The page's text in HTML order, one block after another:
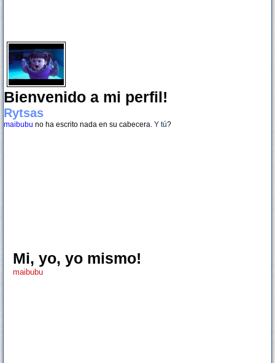
Bienvenido a mi perfil!
Rytsas
maibubu no ha escrito nada en su cabecera. Y tú?
Mi, yo, yo mismo!
maibubu